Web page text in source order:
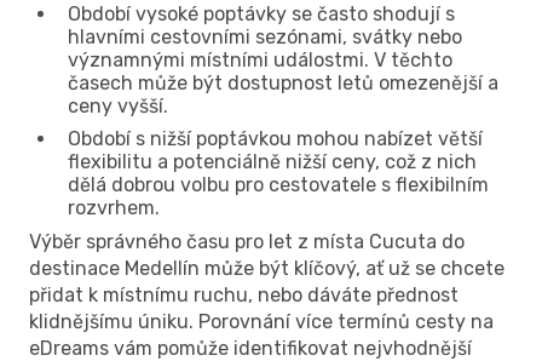
Období vysoké poptávky se často shodují s
hlavními cestovními sezónami, svátky nebo
významnými místními událostmi. V těchto
časech může být dostupnost letů omezenější a
ceny vyšší.
Období s nižší poptávkou mohou nabízet větší
flexibilitu a potenciálně nižší ceny, což z nich
dělá dobrou volbu pro cestovatele s flexibilním
rozvrhem.
Výběr správného času pro let z místa Cucuta do
destinace Medellín může být klíčový, ať už se chcete
přidat k místnímu ruchu, nebo dáváte přednost
klidnějšímu úniku. Porovnání více termínů cesty na
eDreams vám pomůže identifikovat nejvhodnější